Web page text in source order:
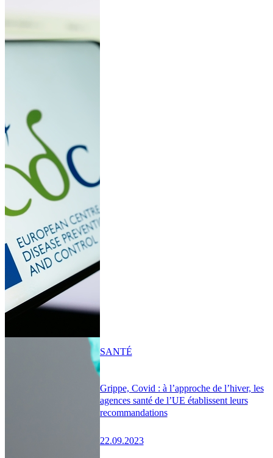
Grippe, Covid : à l’approche de l’hiver, les
agences santé de l’UE établissent leurs
recommandations
22.09.2023
SANTÉ